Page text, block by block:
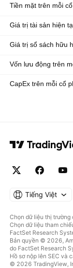
CapEx trên mỗi cổ
Tiếng Việt
Chọn dữ liệu thị trường
Chọn dữ liệu tham
FactSet Research
Bản quyền © 2026,
do FactSet Research
Hồ sơ nộp lên SEC và
© 2026 TradingView,